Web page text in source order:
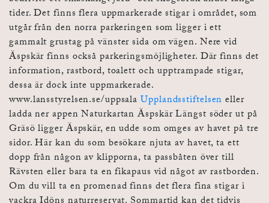
tider. Det finns flera uppmarkerade stigar i området, som
utgår från den norra parkeringen som ligger i ett
gammalt grustag på vänster sida om vägen. Nere vid
Äspskär finns också parkeringsmöjligheter. Där finns det
information, rastbord, toalett och upptrampade stigar,
dessa är dock inte uppmarkerade.
www.lansstyrelsen.se/uppsalaUpplandsstiftelsen eller
ladda ner appen Naturkartan Äspskär Längst söder ut på
Gräsö ligger Äspskär, en udde som omges av havet på tre
sidor. Här kan du som besökare njuta av havet, ta ett
dopp från någon av klipporna, ta passbåten över till
Rävsten eller bara ta en fikapaus vid något av rastborden.
Om du vill ta en promenad finns det flera fina stigar i